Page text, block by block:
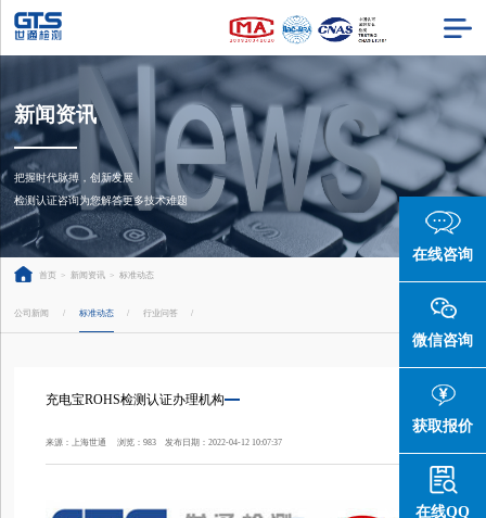
新闻资讯
把握时代脉搏，创新发展
检测认证咨询为您解答更多技术难题
首页 > 新闻资讯 > 标准动态
公司新闻 / 标准动态 / 行业问答 /
充电宝ROHS检测认证办理机构
来源：上海世通 浏览：983 发布日期：2022-04-12 10:07:37
在线咨询
微信咨询
获取报价
在线QQ